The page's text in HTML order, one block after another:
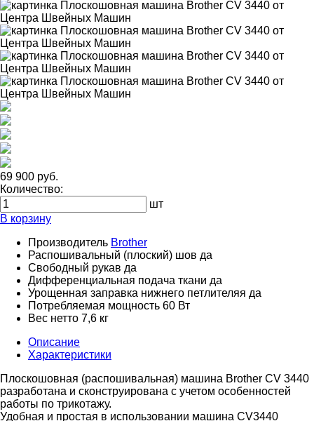
69 900 руб.
Количество:
шт
В корзину
Производитель Brother
Распошивальный (плоский) шов да
Свободный рукав да
Дифференциальная подача ткани да
Урощенная заправка нижнего петлителяя да
Потребляемая мощность 60 Вт
Вес нетто 7,6 кг
Описание
Характеристики
Плоскошовная (распошивальная) машина Brother CV 3440
разработана и сконструирована с учетом особенностей
работы по трикотажу.
Удобная и простая в использовании машина CV3440